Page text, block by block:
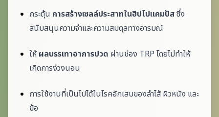
กระตุ้น การสร้างเซลล์ประสาทในฮิปโปแคมปัสซึ่ง
สนับสนุนความจำและความสมดุลทางอารมณ์
ให้ผลบรรเทาอาการปวด ผ่านช่อง TRP โดยไม่ทำให้
เกิดการง่วงนอน
การใช้งานที่เป็นไปได้ในโรคอักเสบของลำไส้ ผิวหนัง และ
ข้อ